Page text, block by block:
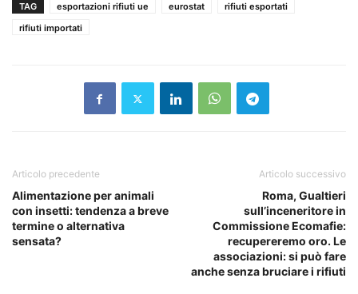
TAG esportazioni rifiuti ue eurostat
rifiuti esportati
rifiuti importati
Articolo precedente
Alimentazione per animali
con insetti: tendenza a breve
termine o alternativa
sensata?
Articolo successivo
Roma, Gualtieri
sull’inceneritore in
Commissione Ecomafie:
recupereremo oro. Le
associazioni: si può fare
anche senza bruciare i rifiuti